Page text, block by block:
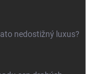
nedostižný luxus?